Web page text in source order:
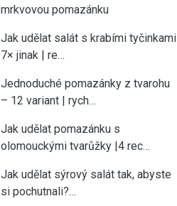
mrkvovou pomazánku
Jak udělat salát s krabími tyčinkami
7× jinak | re…
Jednoduché pomazánky z tvarohu
– 12 variant | rych…
Jak udělat pomazánku s
olomouckými tvarůžky |4 rec…
Jak udělat sýrový salát tak, abyste
si pochutnali?…